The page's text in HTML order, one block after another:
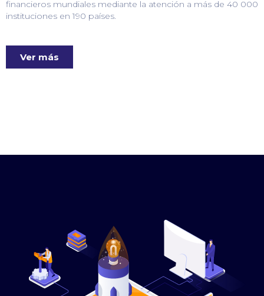
financieros mundiales mediante la atención a más de 40 000
instituciones en 190 países.
Ver más